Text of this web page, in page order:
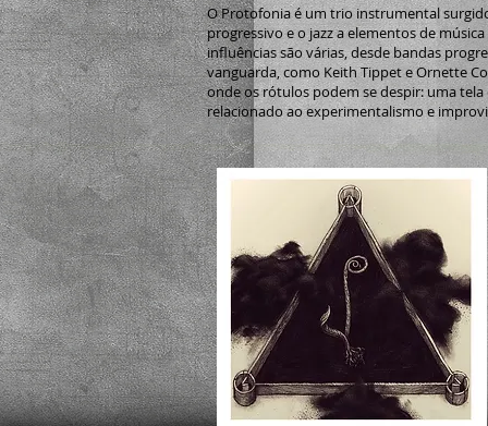
O Protofonia é um trio instrumental
progressivo e o jazz a elementos de
influências são várias, desde bandas
vanguarda, como Keith Tippet e Ornette
onde os rótulos podem se despir: uma
relacionado ao experimentalismo e